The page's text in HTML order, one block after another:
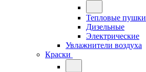
Тепловые пушки
Дизельные
Электрические
Увлажнители воздуха
Краски